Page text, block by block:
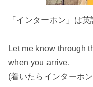
「インターホン」は英
Let me know through
when you arrive.
(着いたらインターホ